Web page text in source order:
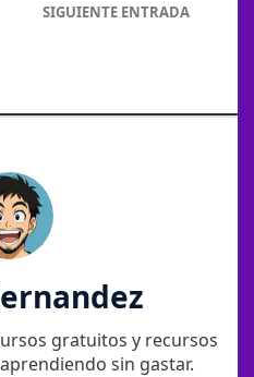
SIGUIENTE ENTRADA
gratuitos y recursos
sin gastar.